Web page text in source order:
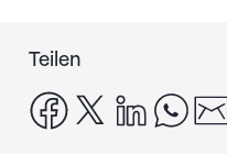
Teilen
facebook
x linkedin